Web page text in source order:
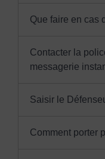
Que faire en cas
Contacter la
messagerie
Saisir le
Comment porter